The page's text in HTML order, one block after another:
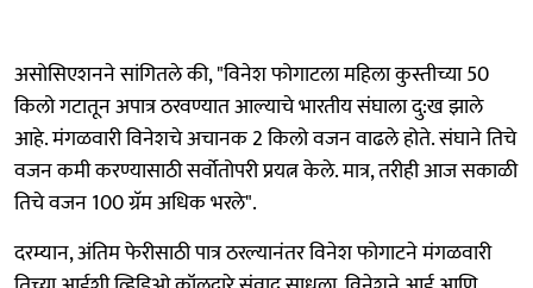
असोसिएशनने सांगितले की, "विनेश फोगाटला महिला कुस्तीच्या 50
किलो गटातून अपात्र ठरवण्यात आल्याचे भारतीय संघाला दु:ख झाले
आहे. मंगळवारी विनेशचे अचानक 2 किलो वजन वाढले होते. संघाने तिचे
वजन कमी करण्यासाठी सर्वोतोपरी प्रयत्न केले. मात्र, तरीही आज सकाळी
तिचे वजन 100 ग्रॅम अधिक भरले".
दरम्यान, अंतिम फेरीसाठी पात्र ठरल्यानंतर विनेश फोगाटने मंगळवारी